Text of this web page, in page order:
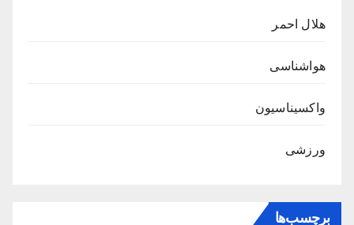
هلال احمر
هواشناسی
واکسیناسیون
ورزشی
برچسب‌ها